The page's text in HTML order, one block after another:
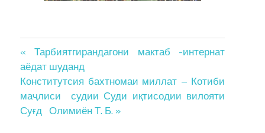
Post
navigation
« Тарбиятгирандагони мактаб -интернат
аёдат шуданд
Конститутсия бахтномаи миллат – Котиби
маҷлиси судии Суди иқтисодии вилояти
Суғд Олимиён Т. Б. »